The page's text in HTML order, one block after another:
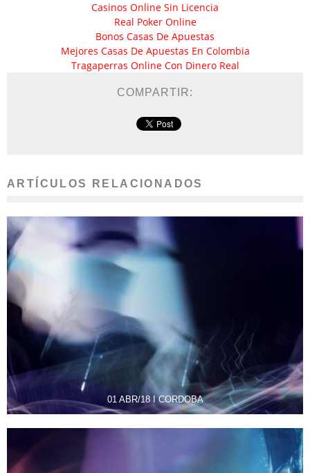
Casinos Online Sin Licencia
Real Poker Online
Bonos Casas De Apuestas
Mejores Casas De Apuestas En Colombia
Tragaperras Online Con Dinero Real
COMPARTIR:
ARTÍCULOS RELACIONADOS
01 ABR/18 I CORDOBA